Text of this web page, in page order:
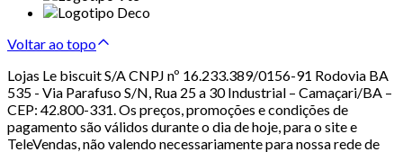
Voltar ao topo
Lojas Le biscuit S/A CNPJ nº 16.233.389/0156-91 Rodovia BA
535 - Via Parafuso S/N, Rua 25 a 30 Industrial – Camaçari/BA –
CEP: 42.800-331. Os preços, promoções e condições de
pagamento são válidos durante o dia de hoje, para o site e
TeleVendas, não valendo necessariamente para nossa rede de